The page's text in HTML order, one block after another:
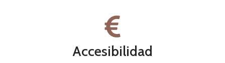
Accesibilidad